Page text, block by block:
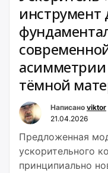
тёмной
Написано viktor
21.04.2026
Предложенная
ускорительного
принципиально